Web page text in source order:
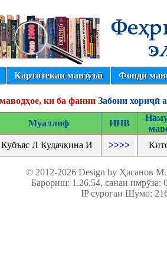
Картотекаи мавзӯъӣ Фонди
ки ба фанни Забони хориҷӣ
Муаллиф ИНВ
Кубъяс Л Кудачкина И >>>>
© 2012-2026 Design by Ҳасанов
Барориш: 1.26.54, санаи имрўза:
IP суроғаи Шумо: